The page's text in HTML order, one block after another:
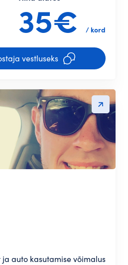
vestluseks
35€ / kord
ja auto kasutamise võimalus